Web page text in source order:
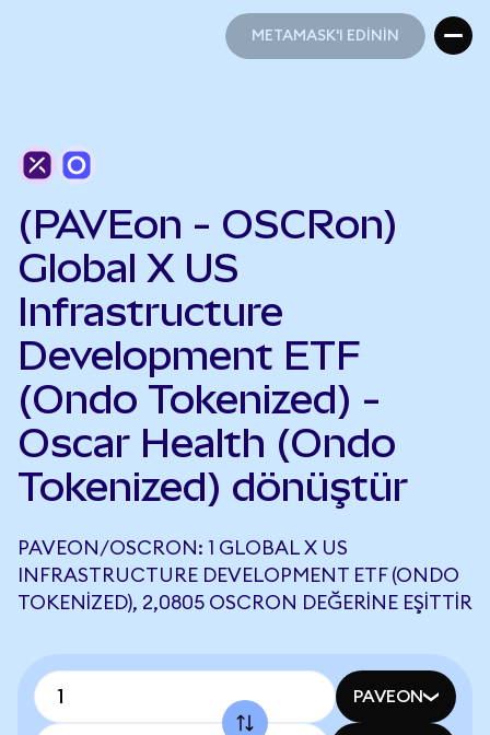
METAMASK'I EDİNİN
(PAVEon - OSCRon)
Global X US
Infrastructure
Development ETF
(Ondo Tokenized) -
Oscar Health (Ondo
Tokenized) dönüştür
PAVEON/OSCRON: 1 GLOBAL X US
INFRASTRUCTURE DEVELOPMENT ETF (ONDO
TOKENIZED), 2,0805 OSCRON DEĞERINE EŞITTIR
PAVEON